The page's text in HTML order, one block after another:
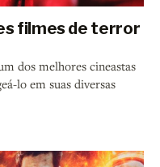
filmes de terror
dos melhores cineastas
lo em suas diversas